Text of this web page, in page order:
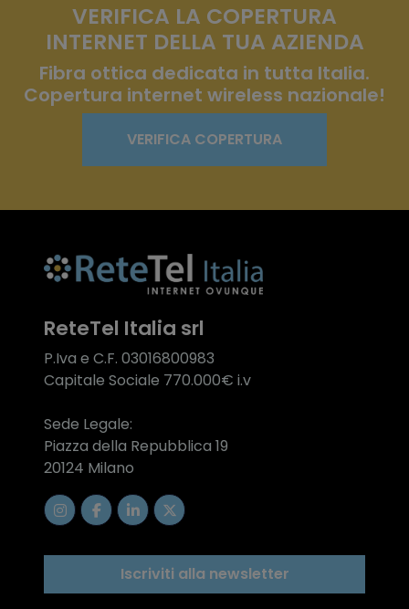
VERIFICA LA COPERTURA
INTERNET DELLA TUA AZIENDA
Fibra ottica dedicata in tutta Italia.
Copertura internet wireless nazionale!
VERIFICA COPERTURA
ReteTel Italia srl
P.Iva e C.F. 03016800983
Capitale Sociale 770.000€ i.v
Sede Legale:
Piazza della Repubblica 19
20124 Milano
Iscriviti alla newsletter